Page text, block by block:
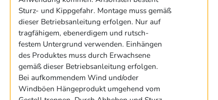
Sturz- und Kippgefahr. Montage muss gemäß
dieser Betriebsanleitung erfolgen. Nur auf
tragfähigem, ebenerdigem und rutsch-
festem Untergrund verwenden. Einhängen
des Produktes muss durch Erwachsene
gemäß dieser Betriebsanleitung erfolgen.
Bei aufkommendem Wind und/oder
Windböen Hängeprodukt umgehend vom